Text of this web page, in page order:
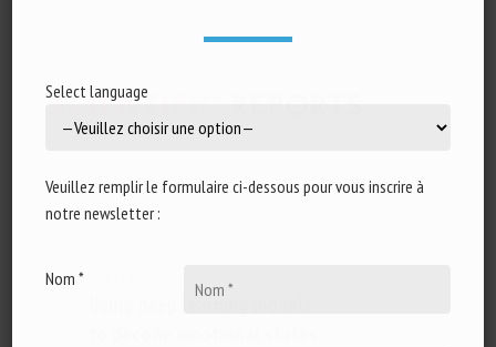
Using deep learning models
Select language
Veuillez remplir le formulaire ci-dessous pour vous inscrire à
notre newsletter :
Nom *